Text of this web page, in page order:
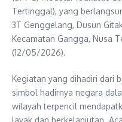
Tertinggal), yang
3T Genggelang, Dusun
Kecamatan Gangga, Nusa
(12/05/2026).
Kegiatan yang dihadiri dari
simbol hadirnya negara
wilayah terpencil
layak dan berkelanjutan.